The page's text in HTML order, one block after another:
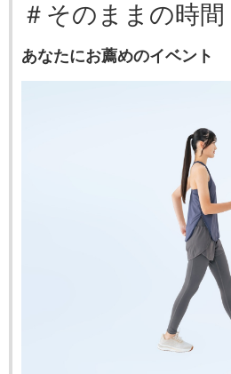
＃そのままの時
あなたにお薦めのイベント